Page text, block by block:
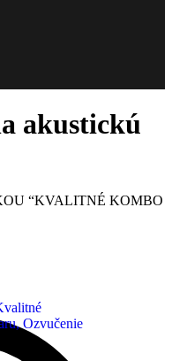
akustickú
“KVALITNÉ KOMBO